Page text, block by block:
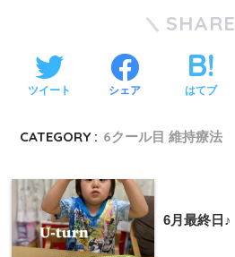
SHARE
ツイート シェア はてブ
CATEGORY : 6クール目 維持療法
6月最終日♪